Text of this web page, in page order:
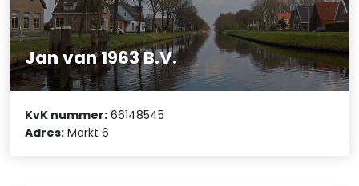
Jan van 1963 B.V.
KvK nummer: 66148545
Adres: Markt 6